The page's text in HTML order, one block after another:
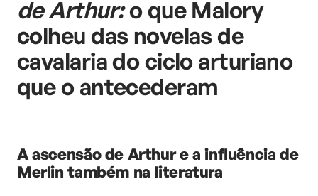
de Arthur:o que Malory
colheu das novelas de
cavalaria do ciclo arturiano
que o antecederam
A ascensão de Arthur e a influência de
Merlin também na literatura